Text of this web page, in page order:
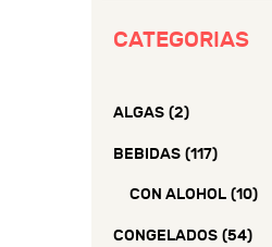
CATEGORIAS
ALGAS (2)
BEBIDAS (117)
CON ALOHOL (10)
CONGELADOS (54)